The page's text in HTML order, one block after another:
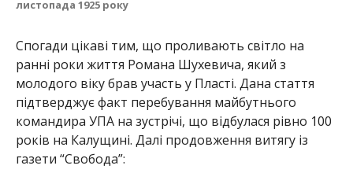
листопада 1925 року
Спогади цікаві тим, що проливають світло на
ранні роки життя Романа Шухевича, який з
молодого віку брав участь у Пласті. Дана стаття
підтверджує факт перебування майбутнього
командира УПА на зустрічі, що відбулася рівно 100
років на Калущині. Далі продовження витягу із
газети “Свобода”: